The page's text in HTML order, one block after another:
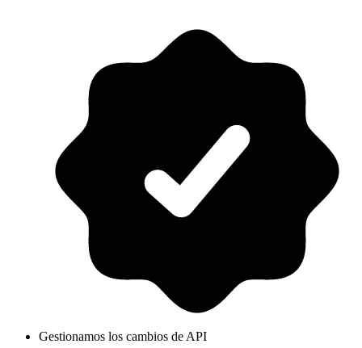
Gestionamos los cambios de API